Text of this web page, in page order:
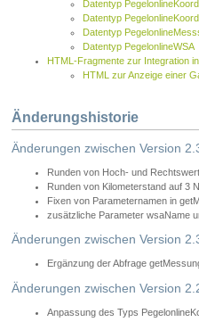
Datentyp
Datentyp
Datentyp
Datentyp PegelonlineWSA
HTML-Fragmente zur Integration
HTML zur Anzeige einer
Änderungshistorie
Änderungen zwischen Version
Runden von Hoch- und
Runden von Kilometerstand auf 3
Fixen von Parameternamen in
zusätzliche Parameter wsaName
Änderungen zwischen Version
Ergänzung der Abfrage
Änderungen zwischen Version
Anpassung des Typs